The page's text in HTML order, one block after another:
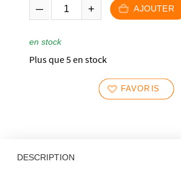
était :
30,90 €.
prix
27,90 €.
AJOUTER
en stock
Plus que 5 en stock
FAVORIS
DESCRIPTION